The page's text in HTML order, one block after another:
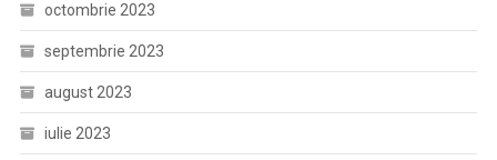
octombrie 2023
septembrie 2023
august 2023
iulie 2023